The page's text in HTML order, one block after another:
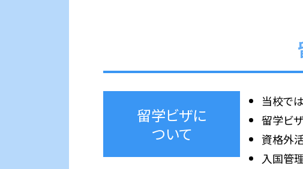
留学ビザに
ついて
当校で
留学ビ
資格外
入国管